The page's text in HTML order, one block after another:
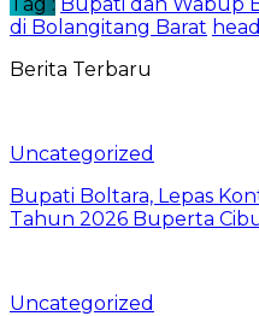
di Bolangitang Barat
Berita Terbaru
Uncategorized
Bupati Boltara, Lepas
Tahun 2026 Buperta
Uncategorized